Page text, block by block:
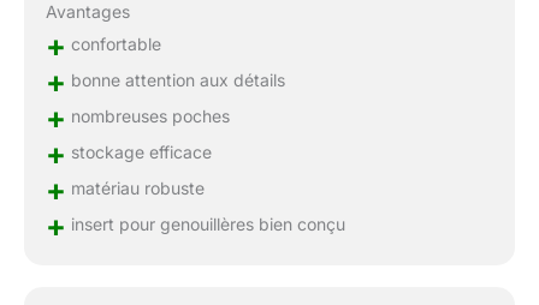
Avantages
+ confortable
+ bonne attention aux détails
+ nombreuses poches
+ stockage efficace
+ matériau robuste
+ insert pour genouillères bien conçu